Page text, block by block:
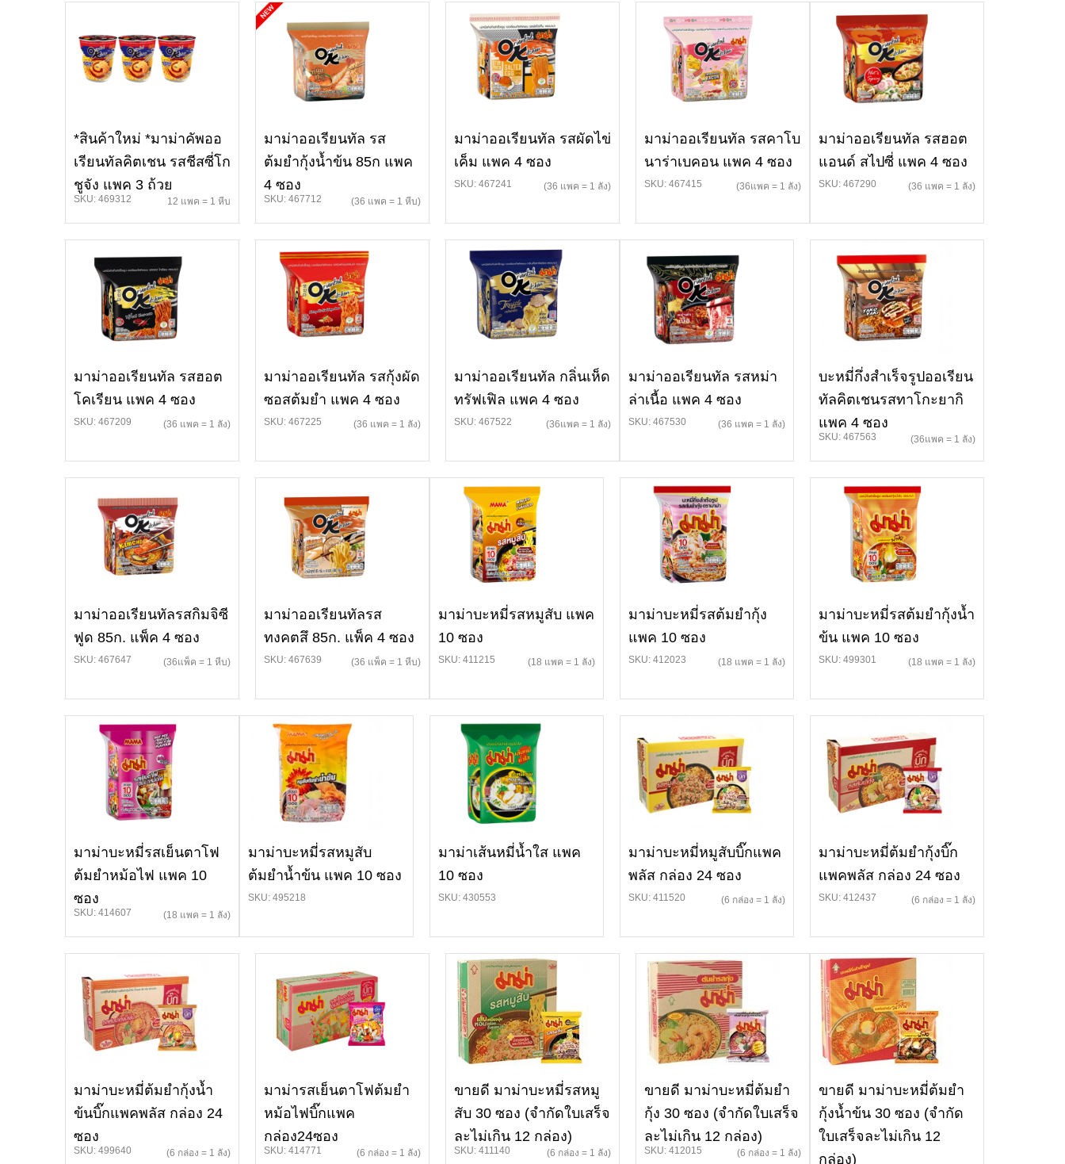
*สินค้าใหม่ *มาม่าคัพออ
เรียนทัลคิตเชน รสชีสซี่โก
ชูจัง แพค 3 ถ้วย
SKU: 469312 12 แพค = 1 หีบ
มาม่าออเรียนทัล รส
ต้มยำกุ้งน้ำข้น 85ก แพค
4 ซอง
SKU: 467712 (36 แพค = 1 หีบ)
มาม่าออเรียนทัล รสผัดไข่
เค็ม แพค 4 ซอง
SKU: 467241 (36 แพค = 1 ลัง)
มาม่าออเรียนทัล รสคาโบ
นาร่าเบคอน แพค 4 ซอง
SKU: 467415 (36แพค = 1 ลัง)
มาม่าออเรียนทัล รสฮอต
แอนด์ สไปซี่ แพค 4 ซอง
SKU: 467290 (36 แพค = 1 ลัง)
มาม่าออเรียนทัล รสฮอต
โคเรียน แพค 4 ซอง
SKU: 467209 (36 แพค = 1 ลัง)
มาม่าออเรียนทัล รสกุ้งผัด
ซอสต้มยำ แพค 4 ซอง
SKU: 467225 (36 แพค = 1 ลัง)
มาม่าออเรียนทัล กลิ่นเห็ด
ทรัฟเฟิล แพค 4 ซอง
SKU: 467522 (36แพค = 1 ลัง)
มาม่าออเรียนทัล รสหม่า
ล่าเนื้อ แพค 4 ซอง
SKU: 467530 (36 แพค = 1 ลัง)
บะหมี่กึ่งสำเร็จรูปออเรียน
ทัลคิตเชนรสทาโกะยากิ
แพค 4 ซอง
SKU: 467563 (36แพค = 1 ลัง)
มาม่าออเรียนทัลรสกิมจิซี
ฟูด 85ก. แพ็ค 4 ซอง
SKU: 467647 (36แพ็ค = 1 หีบ)
มาม่าออเรียนทัลรส
ทงคตสึ 85ก. แพ็ค 4 ซอง
SKU: 467639 (36 แพ็ค = 1 หีบ)
มาม่าบะหมี่รสหมูสับ แพค
10 ซอง
SKU: 411215 (18 แพค = 1 ลัง)
มาม่าบะหมี่รสต้มยำกุ้ง
แพค 10 ซอง
SKU: 412023 (18 แพค = 1 ลัง)
มาม่าบะหมี่รสต้มยำกุ้งน้ำ
ข้น แพค 10 ซอง
SKU: 499301 (18 แพค = 1 ลัง)
มาม่าบะหมี่รสเย็นตาโฟ
ต้มยำหม้อไฟ แพค 10
ซอง
SKU: 414607 (18 แพค = 1 ลัง)
มาม่าบะหมี่รสหมูสับ
ต้มยำน้ำข้น แพค 10 ซอง
SKU: 495218
มาม่าเส้นหมี่น้ำใส แพค
10 ซอง
SKU: 430553
มาม่าบะหมี่หมูสับบิ๊กแพค
พลัส กล่อง 24 ซอง
SKU: 411520 (6 กล่อง = 1 ลัง)
มาม่าบะหมี่ต้มยำกุ้งบิ๊ก
แพคพลัส กล่อง 24 ซอง
SKU: 412437 (6 กล่อง = 1 ลัง)
มาม่าบะหมี่ต้มยำกุ้งน้ำ
ข้นบิ๊กแพคพลัส กล่อง 24
ซอง
SKU: 499640 (6 กล่อง = 1 ลัง)
มาม่ารสเย็นตาโฟต้มยำ
หม้อไฟบิ๊กแพค
กล่อง24ซอง
SKU: 414771 (6 กล่อง = 1 ลัง)
ขายดี มาม่าบะหมี่รสหมู
สับ 30 ซอง (จำกัดใบเสร็จ
ละไม่เกิน 12 กล่อง)
SKU: 411140 (6 กล่อง = 1 ลัง)
ขายดี มาม่าบะหมี่ต้มยำ
กุ้ง 30 ซอง (จำกัดใบเสร็จ
ละไม่เกิน 12 กล่อง)
SKU: 412015 (6 กล่อง = 1 ลัง)
ขายดี มาม่าบะหมี่ต้มยำ
กุ้งน้ำข้น 30 ซอง (จำกัด
ใบเสร็จละไม่เกิน 12
กล่อง)